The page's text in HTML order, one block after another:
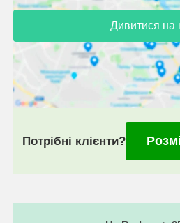
Дивитися на
Потрібні клієнти?